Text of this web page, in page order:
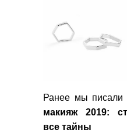
Ранее мы писали
макияж 2019:
все тайны